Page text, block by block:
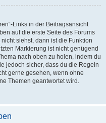
Links in der Beitragsansicht
auf die erste Seite des Forums
siehst, dann ist die Funktion
Markierung ist nicht genügend
nach oben zu holen, indem du
jedoch sicher, dass du die Regeln
gerne gesehen, wenn ohne
Themen geantwortet wird.